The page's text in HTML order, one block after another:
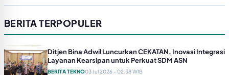
BERITA TERPOPULER
Ditjen Bina Adwil Luncurkan CEKATAN, Inovasi Integrasi
Layanan Kearsipan untuk Perkuat SDM ASN
BERITA TEKNO03 Jul 2026 - 02.38 WIB